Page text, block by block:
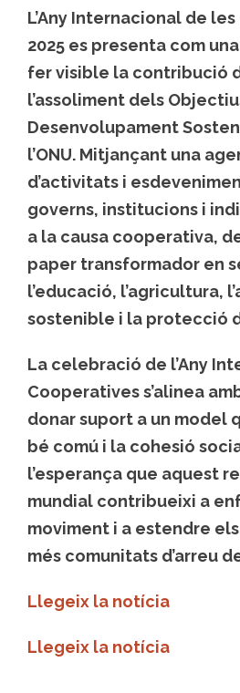
L’Any Internacional de
2025 es presenta com
fer visible la contribució
l’assoliment dels
Desenvolupament
l’ONU. Mitjançant una
d’activitats i
governs, institucions i
a la causa cooperativa,
paper transformador en
l’educació, l’agricultura,
sostenible i la protecció
La celebració de l’Any
Cooperatives s’alinea
donar suport a un model
bé comú i la cohesió
l’esperança que aquest
mundial contribueixi a
moviment i a estendre
més comunitats d’arreu
Llegeix la notícia
Llegeix la notícia